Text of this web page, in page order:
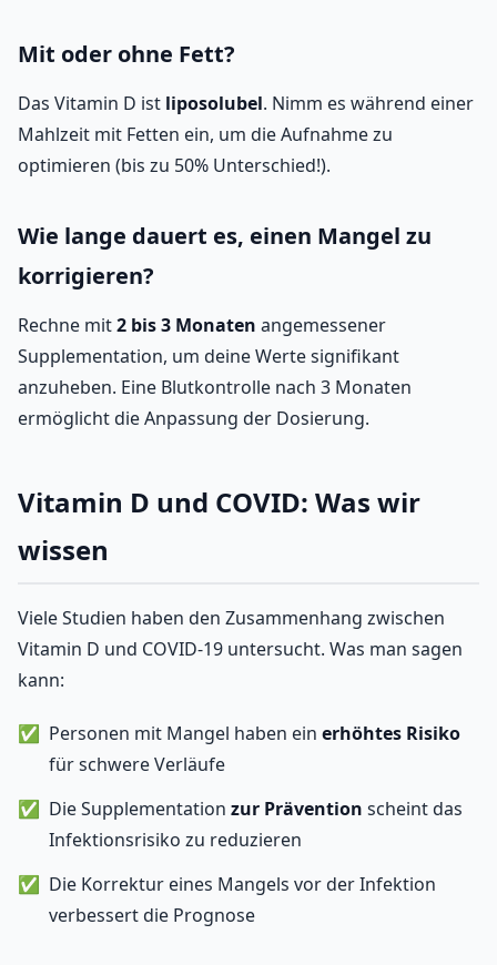
Mit oder ohne Fett?
Das Vitamin D ist liposolubel. Nimm es während einer
Mahlzeit mit Fetten ein, um die Aufnahme zu
optimieren (bis zu 50% Unterschied!).
Wie lange dauert es, einen Mangel zu
korrigieren?
Rechne mit2 bis 3 Monaten angemessener
Supplementation, um deine Werte signifikant
anzuheben. Eine Blutkontrolle nach 3 Monaten
ermöglicht die Anpassung der Dosierung.
Vitamin D und COVID: Was wir
wissen
Viele Studien haben den Zusammenhang zwischen
Vitamin D und COVID-19 untersucht. Was man sagen
kann:
Personen mit Mangel haben ein erhöhtes Risiko
für schwere Verläufe
Die Supplementation zur Prävention scheint das
Infektionsrisiko zu reduzieren
Die Korrektur eines Mangels vor der Infektion
verbessert die Prognose